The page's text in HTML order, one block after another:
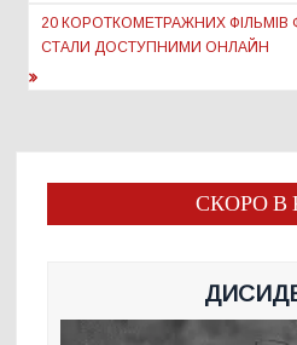
20 КОРОТКОМЕТРАЖНИХ ФІЛЬМІВ
СТАЛИ ДОСТУПНИМИ ОНЛАЙН
СКОРО В